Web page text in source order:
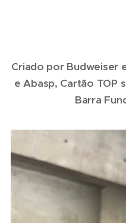
Criado por Budweiser
e Abasp, Cartão TOP
Barra